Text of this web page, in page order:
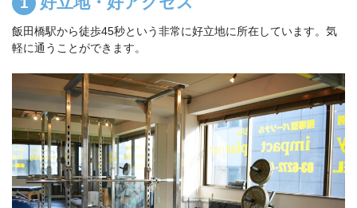
飯田橋駅から徒歩45秒という非常に好立地に所在しています。気
軽に通うことができます。